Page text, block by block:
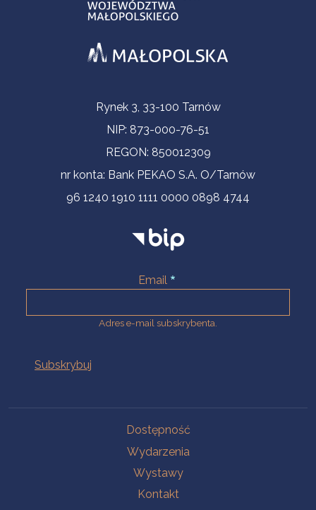
Informacje kontaktoweRynek 3, 33-100 Tarnów
NIP: 873-000-76-51
REGON: 850012309
nr konta: Bank PEKAO S.A. O/Tarnów
96 1240 1910 1111 0000 0898 4744
Email
Adres e-mail subskrybenta.
Dostępność
Wydarzenia
Wystawy
Kontakt